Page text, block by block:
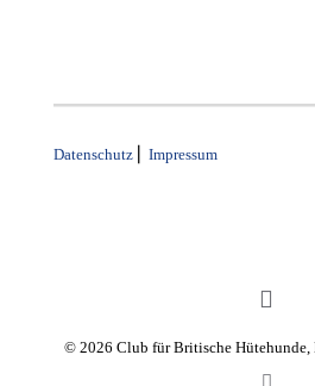
Datenschutz Impressum
© 2026 Club für Britische Hütehunde,